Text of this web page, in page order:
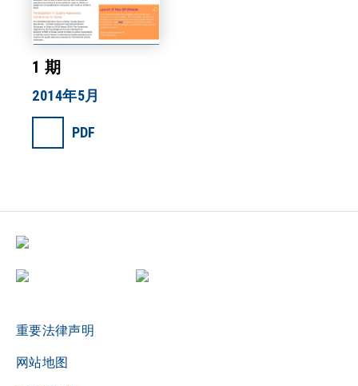
1 期
2014年5月
PDF
重要法律声明
网站地图